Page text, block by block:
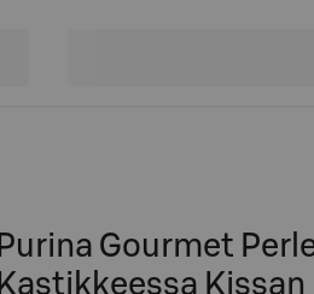
Purina Gourmet
Kastikkeessa